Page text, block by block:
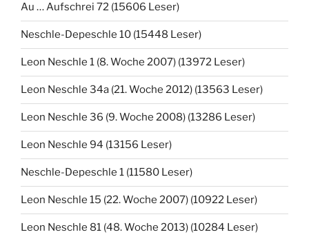
Au … Aufschrei 72 (15606 Leser)
Neschle-Depeschle 10 (15448 Leser)
Leon Neschle 1 (8. Woche 2007) (13972 Leser)
Leon Neschle 34a (21. Woche 2012) (13563 Leser)
Leon Neschle 36 (9. Woche 2008) (13286 Leser)
Leon Neschle 94 (13156 Leser)
Neschle-Depeschle 1 (11580 Leser)
Leon Neschle 15 (22. Woche 2007) (10922 Leser)
Leon Neschle 81 (48. Woche 2013) (10284 Leser)